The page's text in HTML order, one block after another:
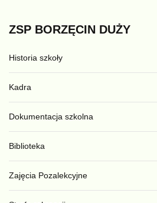
ZSP BORZĘCIN DUŻY
Historia szkoły
Kadra
Dokumentacja szkolna
Biblioteka
Zajęcia Pozalekcyjne